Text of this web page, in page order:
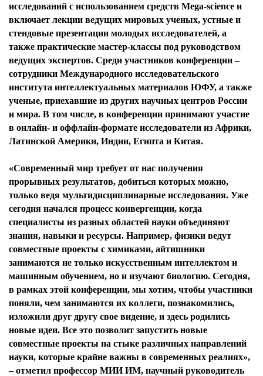
исследований с использованием средств Mega-science и
включает лекции ведущих мировых ученых, устные и
стендовые презентации молодых исследователей, а
также практические мастер-классы под руководством
ведущих экспертов. Среди участников конференции –
сотрудники Международного исследовательского
института интеллектуальных материалов ЮФУ, а также
ученые, приехавшие из других научных центров России
и мира. В том числе, в конференции принимают участие
в онлайн- и оффлайн-формате исследователи из Африки,
Латинской Америки, Индии, Египта и Китая.
«Современный мир требует от нас получения
прорывных результатов, добиться которых можно,
только ведя мультидисциплинарные исследования. Уже
сегодня начался процесс конвергенции, когда
специалисты из разных областей науки объединяют
знания, навыки и ресурсы. Например, физики ведут
совместные проекты с химиками, айтишники
занимаются не только искусственным интеллектом и
машинным обучением, но и изучают биологию. Сегодня,
в рамках этой конференции, мы хотим, чтобы участники
поняли, чем занимаются их коллеги, познакомились,
изложили друг другу свое видение, и здесь родились
новые идеи. Все это позволит запустить новые
совместные проекты на стыке различных направлений
науки, которые крайне важны в современных реалиях»,
– отметил профессор МИИ ИМ, научный руководитель